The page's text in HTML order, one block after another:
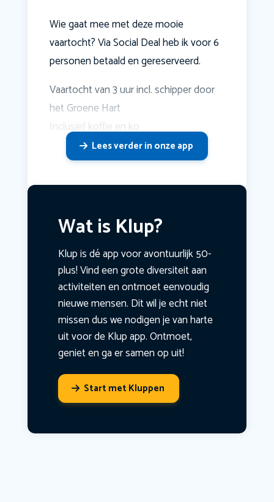
Wie gaat mee met deze mooie
vaartocht? Via Social Deal heb ik voor 6
personen betaald en gereserveerd.
Vaartocht van 3 uur incl. schipper door
het Groene Hart
Inclusief koffie en ko
Lees verder in onze app
Wat is Klup?
Klup is dé app voor avontuurlijk 50-
plus! Vind een grote diversiteit aan
activiteiten en ontmoet eenvoudig
nieuwe mensen. Dit wil je echt niet
missen dus we nodigen je van harte
uit voor de Klup app. Ontmoet,
geniet en ga er samen op uit!
Start met Kluppen